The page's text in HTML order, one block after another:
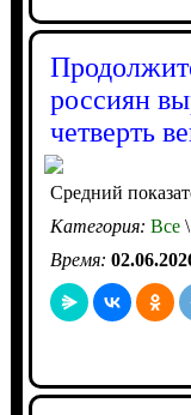
россиян
четверть
Средний
Категория: Все\
Время: